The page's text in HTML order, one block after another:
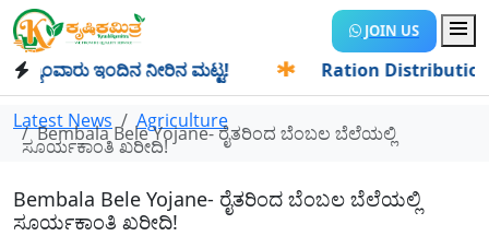
JOIN US
ಇಂದಿನ ನೀರಿನ ಮಟ್ಟ! Ration Distribution-
Latest News Agriculture
Bembala Bele Yojane- ರೈತರಿಂದ ಬೆಂಬಲ ಬೆಲೆಯಲ್ಲಿ
ಸೂರ್ಯಕಾಂತಿ ಖರೀದಿ!
Bembala Bele Yojane- ರೈತರಿಂದ ಬೆಂಬಲ ಬೆಲೆಯಲ್ಲಿ
ಸೂರ್ಯಕಾಂತಿ ಖರೀದಿ!